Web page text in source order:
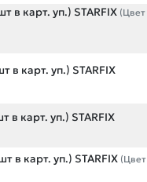
в карт. уп.) STARFIX (Цвет
в карт. уп.) STARFIX
в карт. уп.) STARFIX
в карт. уп.) STARFIX (Цвет